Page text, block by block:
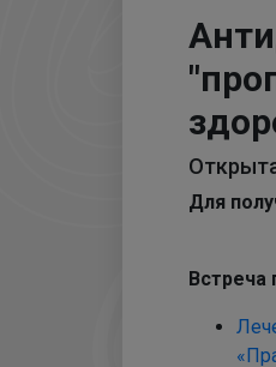
Для
Встреча